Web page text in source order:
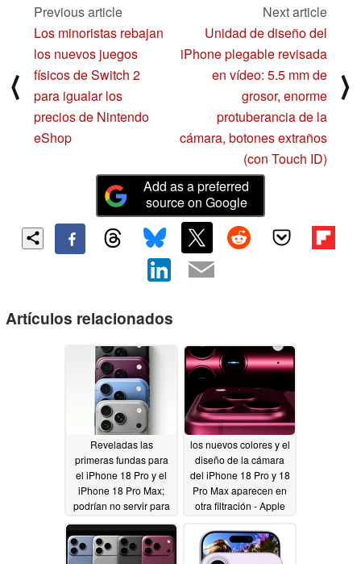
⟨
Previous article
Los minoristas rebajan
los nuevos juegos
físicos de Switch 2
para igualar los
precios de Nintendo
eShop
Next article
Unidad de diseño del
iPhone plegable revisada
en vídeo: 5.5 mm de
grosor, enorme
protuberancia de la
cámara, botones extraños
(con Touch ID)
⟩
Add as a preferred
source on Google
Artículos relacionados
Reveladas las
primeras fundas para
el iPhone 18 Pro y el
iPhone 18 Pro Max;
podrían no servir para
05/18/2026
los nuevos colores y el
diseño de la cámara
del iPhone 18 Pro y 18
Pro Max aparecen en
otra filtración - Apple
seguro?05/14/2026